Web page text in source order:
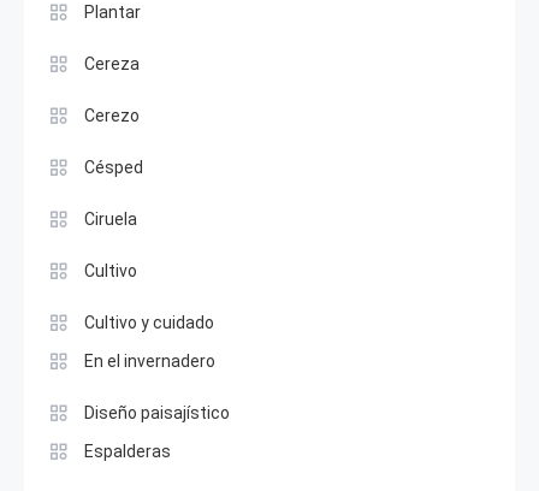
Plantar
Cereza
Cerezo
Césped
Ciruela
Cultivo
Cultivo y cuidado
En el invernadero
Diseño paisajístico
Espalderas